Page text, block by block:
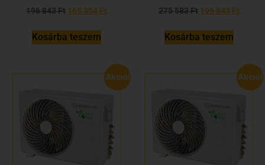
196 843Ft 165 354 Ft
Kosárba teszem
275 583Ft 196 843 Ft
Kosárba teszem
Akció! Akció!